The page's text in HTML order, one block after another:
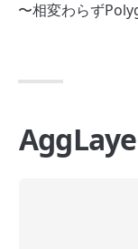
〜相変わらず